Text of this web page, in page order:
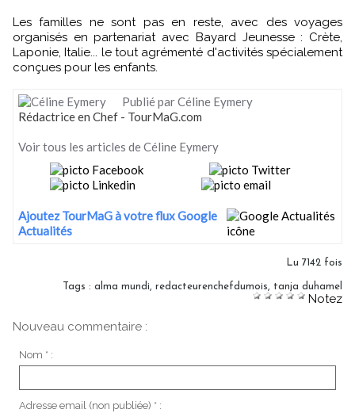
Les familles ne sont pas en reste, avec des voyages
organisés en partenariat avec Bayard Jeunesse : Crète,
Laponie, Italie... le tout agrémenté d'activités spécialement
conçues pour les enfants.
Publié par Céline Eymery
Rédactrice en Chef - TourMaG.com
Voir tous les articles de Céline Eymery
Ajoutez TourMaG à votre flux Google
Actualités
Lu 7142 fois
Tags : alma mundi, redacteurenchefdumois, tanja duhamel
Notez
Nouveau commentaire :
Nom * :
Adresse email (non publiée) * :